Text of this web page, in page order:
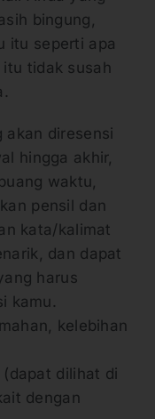
bingung,
itu seperti apa
itu tidak susah
akan diresensi
hingga akhir,
waktu,
pensil dan
kata/kalimat
dan dapat
harus
kamu.
kelebihan
dilihat di
dengan